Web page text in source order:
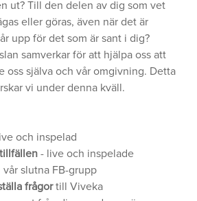
ut? Till den delen av dig som vet
eller göras, även när det är
upp för det som är sant i dig?
samverkar för att hjälpa oss att
oss själva och vår omgivning. Detta
vi under denna kväll.
och inspelad
- live och inspelade
vår slutna FB-grupp
frågortill Viveka